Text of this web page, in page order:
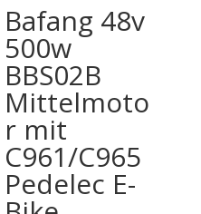
Bafang 48v
500w
BBS02B
Mittelmoto
r mit
C961/C965
Pedelec E-